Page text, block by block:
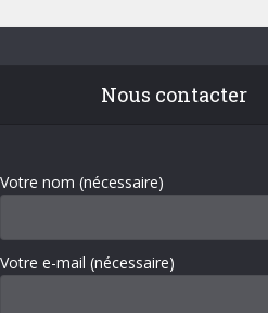
Nous contacter
Votre nom (nécessaire)
Votre e-mail (nécessaire)